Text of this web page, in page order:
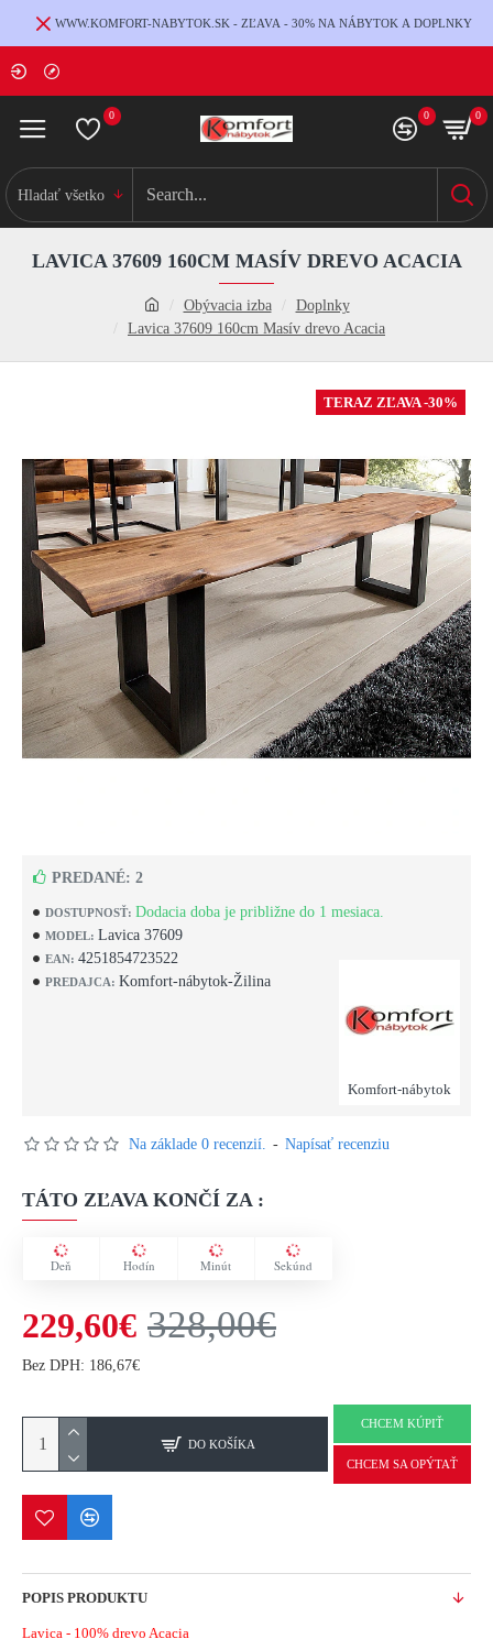
WWW.KOMFORT-NABYTOK.SK - ZĽAVA - 30% NA NÁBYTOK A DOPLNKY
0 0 0
Hladať všetko
Obývacia izba
Doplnky
Lavica 37609 160cm Masív drevo Acacia
LAVICA 37609 160CM MASÍV DREVO ACACIA
TERAZ ZĽAVA -30%
DOSTUPNOSŤ: Dodacia doba je približne do 1 mesiaca.
MODEL: Lavica 37609
EAN: 4251854723522
PREDAJCA: Komfort-nábytok-Žilina
Komfort-nábytok
PREDANÉ: 2
Na základe 0 recenzií. - Napísať recenziu
TÁTO ZĽAVA KONČÍ ZA :
Deň Hodín Minút Sekúnd
229,60€ 328,00€
Bez DPH: 186,67€
DO KOŠÍKA
CHCEM KÚPIŤ
CHCEM SA OPÝTAŤ
POPIS PRODUKTU
Lavica - 100% drevo Acacia